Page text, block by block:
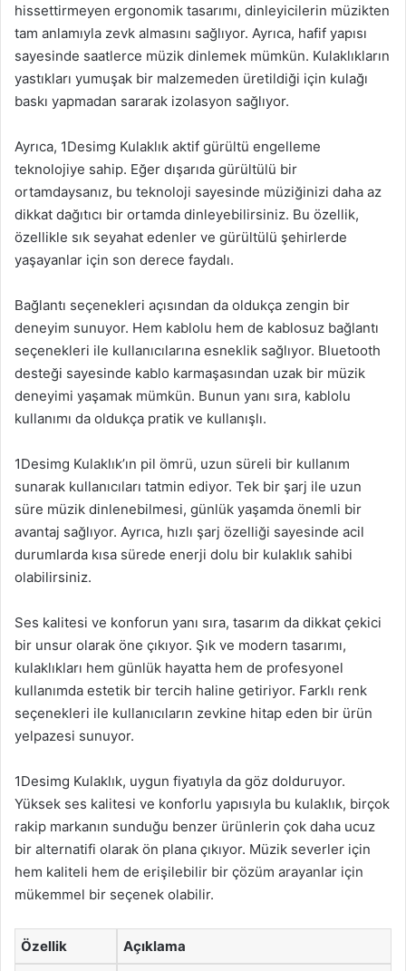
hissettirmeyen ergonomik tasarımı, dinleyicilerin müzikten
tam anlamıyla zevk almasını sağlıyor. Ayrıca, hafif yapısı
sayesinde saatlerce müzik dinlemek mümkün. Kulaklıkların
yastıkları yumuşak bir malzemeden üretildiği için kulağı
baskı yapmadan sararak izolasyon sağlıyor.
Ayrıca, 1Desimg Kulaklık aktif gürültü engelleme
teknolojiye sahip. Eğer dışarıda gürültülü bir
ortamdaysanız, bu teknoloji sayesinde müziğinizi daha az
dikkat dağıtıcı bir ortamda dinleyebilirsiniz. Bu özellik,
özellikle sık seyahat edenler ve gürültülü şehirlerde
yaşayanlar için son derece faydalı.
Bağlantı seçenekleri açısından da oldukça zengin bir
deneyim sunuyor. Hem kablolu hem de kablosuz bağlantı
seçenekleri ile kullanıcılarına esneklik sağlıyor. Bluetooth
desteği sayesinde kablo karmaşasından uzak bir müzik
deneyimi yaşamak mümkün. Bunun yanı sıra, kablolu
kullanımı da oldukça pratik ve kullanışlı.
1Desimg Kulaklık’ın pil ömrü, uzun süreli bir kullanım
sunarak kullanıcıları tatmin ediyor. Tek bir şarj ile uzun
süre müzik dinlenebilmesi, günlük yaşamda önemli bir
avantaj sağlıyor. Ayrıca, hızlı şarj özelliği sayesinde acil
durumlarda kısa sürede enerji dolu bir kulaklık sahibi
olabilirsiniz.
Ses kalitesi ve konforun yanı sıra, tasarım da dikkat çekici
bir unsur olarak öne çıkıyor. Şık ve modern tasarımı,
kulaklıkları hem günlük hayatta hem de profesyonel
kullanımda estetik bir tercih haline getiriyor. Farklı renk
seçenekleri ile kullanıcıların zevkine hitap eden bir ürün
yelpazesi sunuyor.
1Desimg Kulaklık, uygun fiyatıyla da göz dolduruyor.
Yüksek ses kalitesi ve konforlu yapısıyla bu kulaklık, birçok
rakip markanın sunduğu benzer ürünlerin çok daha ucuz
bir alternatifi olarak ön plana çıkıyor. Müzik severler için
hem kaliteli hem de erişilebilir bir çözüm arayanlar için
mükemmel bir seçenek olabilir.
Özellik Açıklama